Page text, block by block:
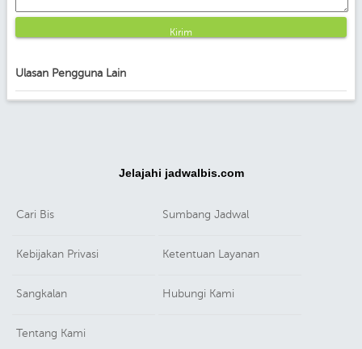
Kirim
Ulasan Pengguna Lain
Jelajahi jadwalbis.com
Cari Bis Sumbang Jadwal
Kebijakan Privasi Ketentuan Layanan
Sangkalan Hubungi Kami
Tentang Kami